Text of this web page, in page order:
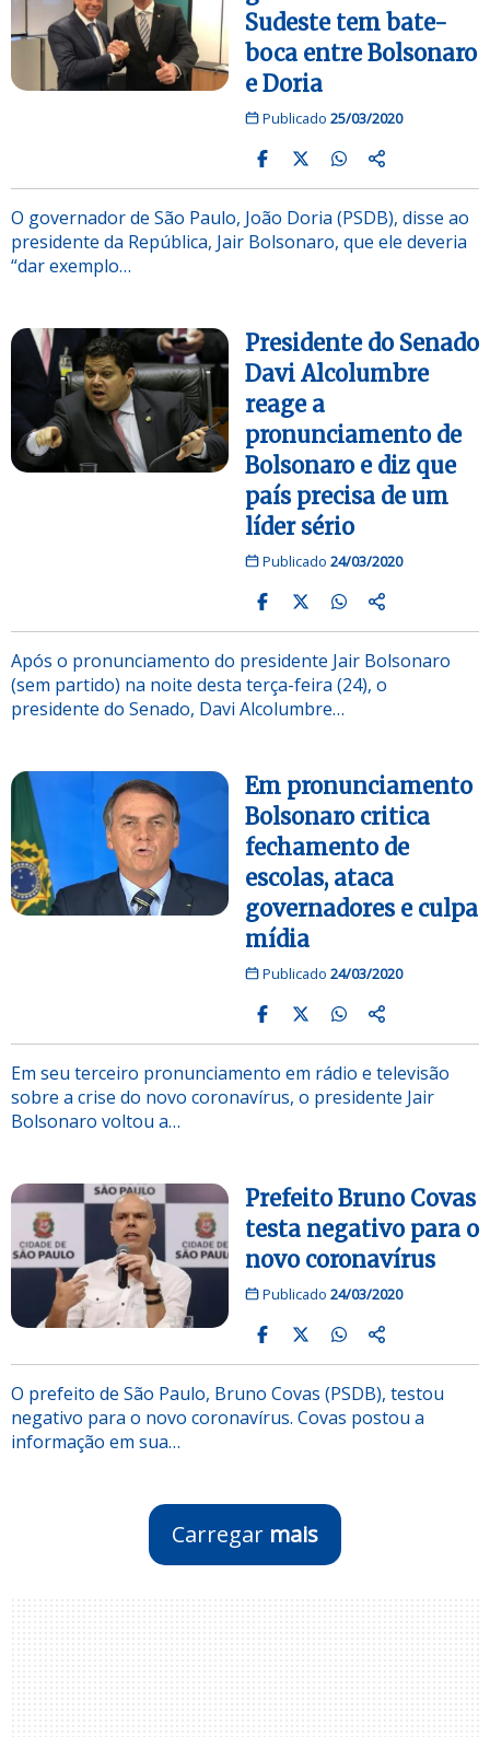
Sudeste tem bate-
boca entre Bolsonaro
e Doria
Publicado 25/03/2020
O governador de São Paulo, João Doria (PSDB), disse ao
presidente da República, Jair Bolsonaro, que ele deveria
“dar exemplo…
Presidente do Senado
Davi Alcolumbre
reage a
pronunciamento de
Bolsonaro e diz que
país precisa de um
líder sério
Publicado 24/03/2020
Após o pronunciamento do presidente Jair Bolsonaro
(sem partido) na noite desta terça-feira (24), o
presidente do Senado, Davi Alcolumbre…
Em pronunciamento
Bolsonaro critica
fechamento de
escolas, ataca
governadores e culpa
mídia
Publicado 24/03/2020
Em seu terceiro pronunciamento em rádio e televisão
sobre a crise do novo coronavírus, o presidente Jair
Bolsonaro voltou a…
Prefeito Bruno Covas
testa negativo para o
novo coronavírus
Publicado 24/03/2020
O prefeito de São Paulo, Bruno Covas (PSDB), testou
negativo para o novo coronavírus. Covas postou a
informação em sua…
Carregar mais